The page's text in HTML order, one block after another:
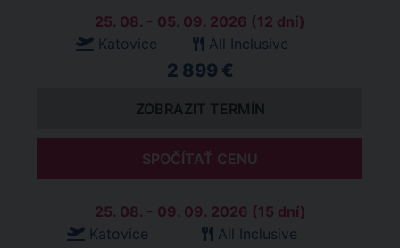
25. 08. - 05. 09. 2026 (12 dní)
Katovice
All Inclusive
2 899 €
ZOBRAZIT TERMÍN
SPOČÍTAŤ CENU
25. 08. - 09. 09. 2026 (15 dní)
Katovice
All Inclusive